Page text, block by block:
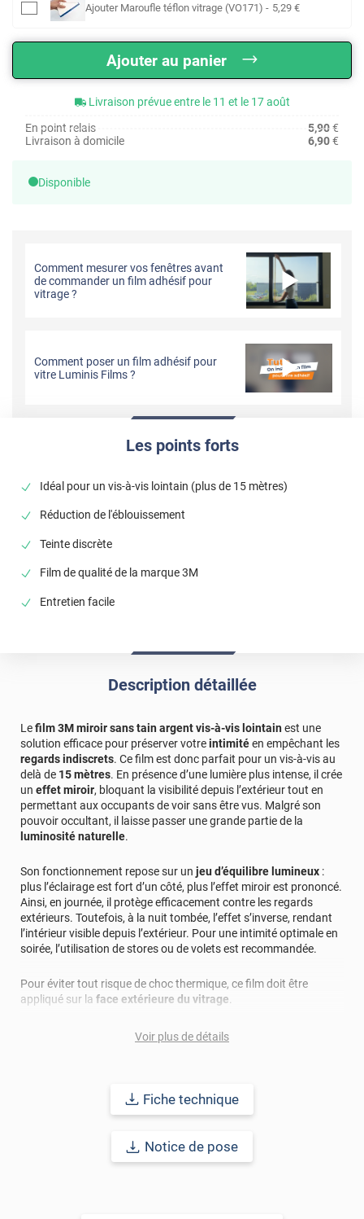
Ajouter Maroufle téflon vitrage (VO171) - 5,29 €
Ajouter au panier
Livraison prévue entre le 11 et le 17 août
En point relais
5,90€
Livraison à domicile
6,90€
Disponible
Comment mesurer vos fenêtres avant
de commander un film adhésif pour
vitrage ?
Comment poser un film adhésif pour
vitre Luminis Films ?
Les points forts
Idéal pour un vis-à-vis lointain (plus de 15 mètres)
Réduction de l'éblouissement
Teinte discrète
Film de qualité de la marque 3M
Entretien facile
Description détaillée
Lefilm 3M miroir sans tain argent vis-à-vis lointainest une
solution efficace pour préserver votreintimitéen empêchant les
regards indiscrets. Ce film est donc parfait pour un vis-à-vis au
delà de 15 mètres. En présence d’une lumière plus intense, il crée
un effet miroir, bloquant la visibilité depuis l’extérieur tout en
permettant aux occupants de voir sans être vus. Malgré son
pouvoir occultant, il laisse passer une grande partie de la
luminosité naturelle.
Son fonctionnement repose sur un jeu d’équilibre lumineux :
plus l’éclairage est fort d’un côté, plus l’effet miroir est prononcé.
Ainsi, en journée, il protège efficacement contre les regards
extérieurs. Toutefois, à la nuit tombée, l’effet s’inverse, rendant
l’intérieur visible depuis l’extérieur. Pour une intimité optimale en
soirée, l’utilisation de stores ou de volets est recommandée.
Pour éviter tout risque de choc thermique, ce film doit être
appliqué sur la face extérieure du vitrage
Facile à poser, il ne nécessiteaucune compétence technique
est simple : utilisez uniquement des
accessoires non abrasifs. Après la pose, il est recommandé
Pour plus d’informations, consultez la fiche technique ou
Voir plus de détails
Fiche technique
Notice de pose